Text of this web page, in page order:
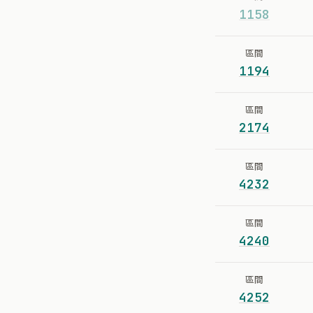
1158
區間
1194
區間
2174
區間
4232
區間
4240
區間
4252